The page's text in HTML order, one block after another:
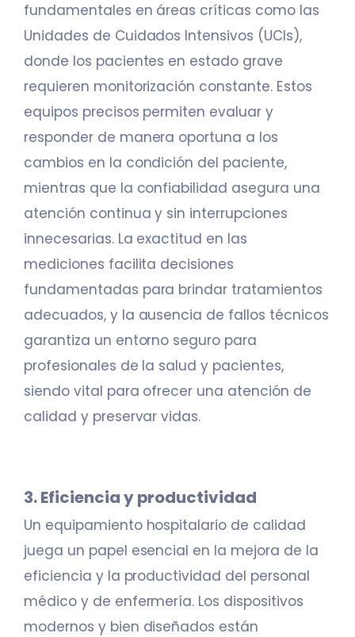
fundamentales en áreas críticas como las
Unidades de Cuidados Intensivos (UCIs),
donde los pacientes en estado grave
requieren monitorización constante. Estos
equipos precisos permiten evaluar y
responder de manera oportuna a los
cambios en la condición del paciente,
mientras que la confiabilidad asegura una
atención continua y sin interrupciones
innecesarias. La exactitud en las
mediciones facilita decisiones
fundamentadas para brindar tratamientos
adecuados, y la ausencia de fallos técnicos
garantiza un entorno seguro para
profesionales de la salud y pacientes,
siendo vital para ofrecer una atención de
calidad y preservar vidas.
3. Eficiencia y productividad
Un equipamiento hospitalario de calidad
juega un papel esencial en la mejora de la
eficiencia y la productividad del personal
médico y de enfermería. Los dispositivos
modernos y bien diseñados están